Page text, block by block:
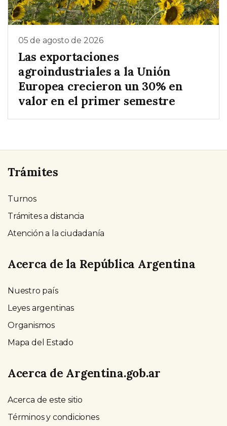
05 de agosto de 2026
Las exportaciones
agroindustriales a la Unión
Europea crecieron un 30% en
valor en el primer semestre
Trámites
Turnos
Trámites a distancia
Atención a la ciudadanía
Acerca de la República Argentina
Nuestro país
Leyes argentinas
Organismos
Mapa del Estado
Acerca de Argentina.gob.ar
Acerca de este sitio
Términos y condiciones